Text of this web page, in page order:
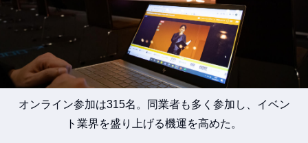
オンライン参加は315名。同業者も多く参加し、 イベン
ト業界を盛り上げる機運を高めた。